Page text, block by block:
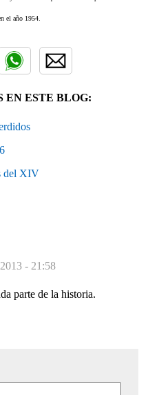
el año 1954.
EN ESTE BLOG:
del XIV
- 21:58
parte de la historia.